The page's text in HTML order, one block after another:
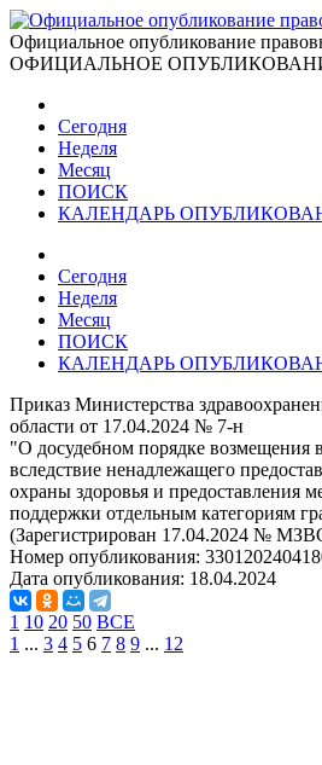
Официальное опубликование
ОФИЦИАЛЬНОЕ
Сегодня
Неделя
Месяц
ПОИСК
КАЛЕНДАРЬ
Сегодня
Неделя
Месяц
ПОИСК
КАЛЕНДАРЬ
Приказ Министерства
области от 17.04.2024 № 7-н
"О досудебном порядке возмещения
вследствие ненадлежащего
охраны здоровья и предоставления
поддержки отдельным категориям
(Зарегистрирован 17.04.2024 №
Номер опубликования:
Дата опубликования: 18.04.2024
1 10 20 50 ВСЕ
1 ... 3 4 5 6 7 8 9 ... 12